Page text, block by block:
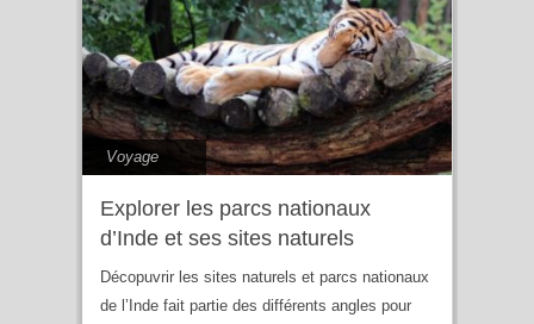
Voyage
Explorer les parcs nationaux
d’Inde et ses sites naturels
Décopuvrir les sites naturels et parcs nationaux
de l’Inde fait partie des différents angles pour